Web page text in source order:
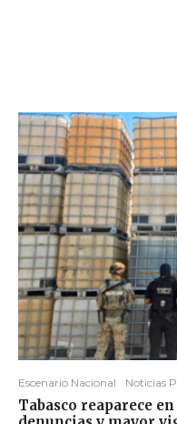
Escenario Nacional Noticias
Tabasco reaparece